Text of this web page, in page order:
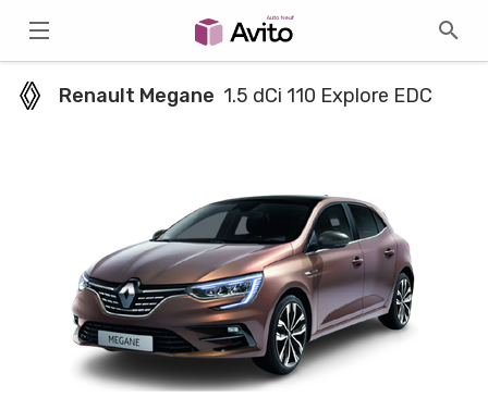
Renault Megane 1.5 dCi 110 Explore EDC